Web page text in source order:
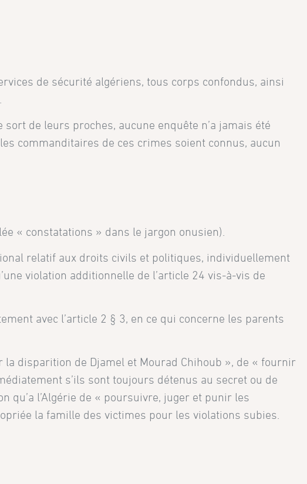
de sécurité algériens, tous corps confondus, ainsi
de leurs proches, aucune enquête n’a jamais été
commanditaires de ces crimes soient connus, aucun
« constatations » dans le jargon onusien).
relatif aux droits civils et politiques, individuellement
violation additionnelle de l’article 24 vis-à-vis de
avec l’article 2 § 3, en ce qui concerne les parents
disparition de Djamel et Mourad Chihoub », de « fournir
s’ils sont toujours détenus au secret ou de
qu’a l’Algérie de « poursuivre, juger et punir les
la famille des victimes pour les violations subies.